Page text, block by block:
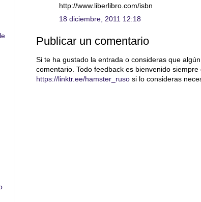
http://www.liberlibro.com/isbn
18 diciembre, 2011 12:18
Publicar un comentario
Si te ha gustado la entrada o consideras que
comentario. Todo feedback es bienvenido
https://linktr.ee/hamster_ruso si lo consideras